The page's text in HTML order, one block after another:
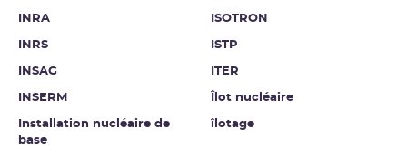
INRA
INRS
INSAG
INSERM
Installation nucléaire de
base
ISOTRON
ISTP
ITER
Îlot nucléaire
îlotage